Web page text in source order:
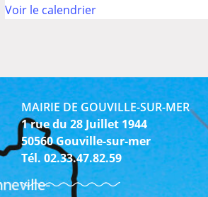
Voir le calendrier
MAIRIE DE GOUVILLE-SUR-MER
1 rue du 28 Juillet 1944
50560 Gouville-sur-mer
Tél. 02.33.47.82.59